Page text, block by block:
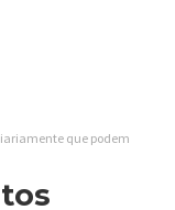
que podem